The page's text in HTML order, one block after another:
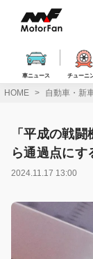
ス
車ニュース チューニ
HOME 自動車・新
「平成の戦
ら通過点にす
2024.11.17 13:00